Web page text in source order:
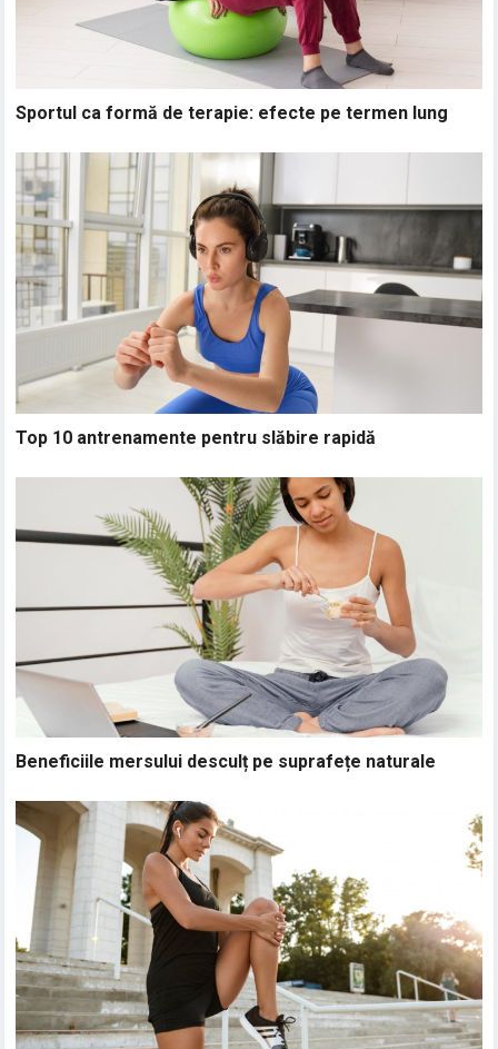
Sportul ca formă de terapie: efecte pe termen lung
Top 10 antrenamente pentru slăbire rapidă
Beneficiile mersului desculț pe suprafețe naturale